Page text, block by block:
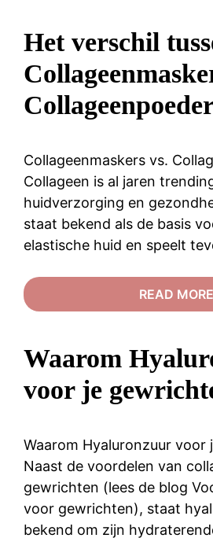
Het verschil
Collageenmaskers vs.
Collageen is al jaren
huidverzorging en
staat bekend als de basis
elastische huid en speelt
READ MORE
Waarom
voor je
Waarom Hyaluronzuur voor
Naast de voordelen van
gewrichten (lees de blog
voor gewrichten), staat
bekend om zijn